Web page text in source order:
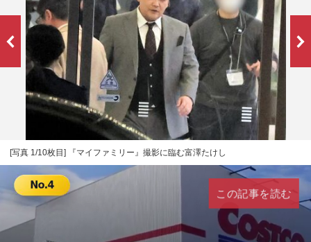
[写真 1/10枚目] 『マイファミリー』撮影に臨む富澤たけし
この記事を読む